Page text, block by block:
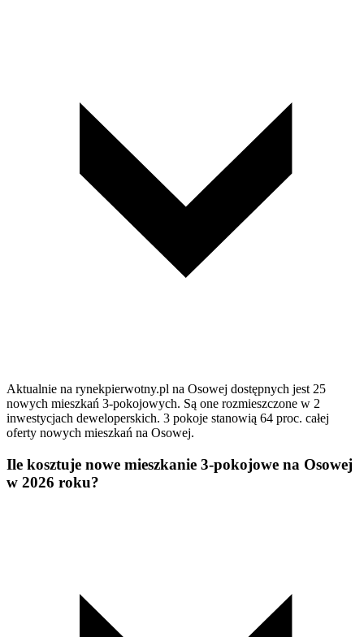
Aktualnie na rynekpierwotny.pl na Osowej dostępnych jest 25
nowych mieszkań 3-pokojowych. Są one rozmieszczone w 2
inwestycjach deweloperskich. 3 pokoje stanowią 64 proc. całej
oferty nowych mieszkań na Osowej.
Ile kosztuje nowe mieszkanie 3-pokojowe na Osowej
w 2026 roku?